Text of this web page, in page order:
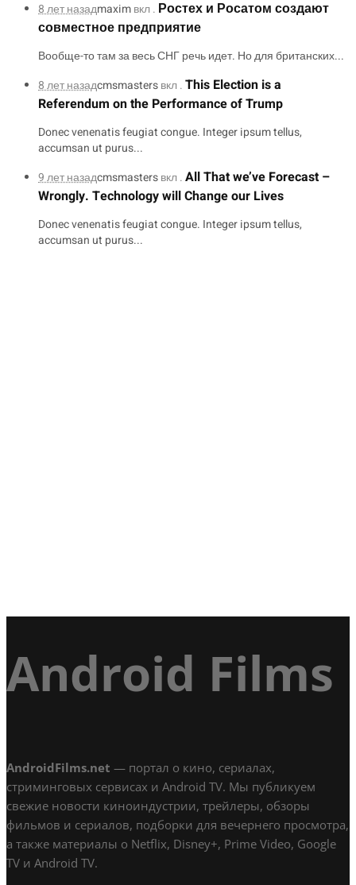
8 лет назадmaximвкл . Ростех и Росатом создают
совместное предприятие
Вообще-то там за весь СНГ речь идет. Но для британских...
8 лет назадcmsmastersвкл .This Election is a
Referendum on the Performance of Trump
Donec venenatis feugiat congue. Integer ipsum tellus,
accumsan ut purus...
9 лет назадcmsmastersвкл .All That we’ve Forecast –
Wrongly. Technology will Change our Lives
Donec venenatis feugiat congue. Integer ipsum tellus,
accumsan ut purus...
Android Films
AndroidFilms.net — портал о кино, сериалах,
стриминговых сервисах и Android TV. Мы публикуем
свежие новости киноиндустрии, трейлеры, обзоры
фильмов и сериалов, подборки для вечернего просмотра,
а также материалы о Netflix, Disney+, Prime Video, Google
TV и Android TV.